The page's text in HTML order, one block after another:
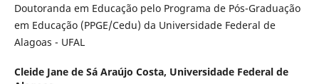
Doutoranda em Educação pelo Programa de Pós-Graduação
em Educação (PPGE/Cedu) da Universidade Federal de
Alagoas - UFAL
Cleide Jane de Sá Araújo Costa, Universidade Federal de